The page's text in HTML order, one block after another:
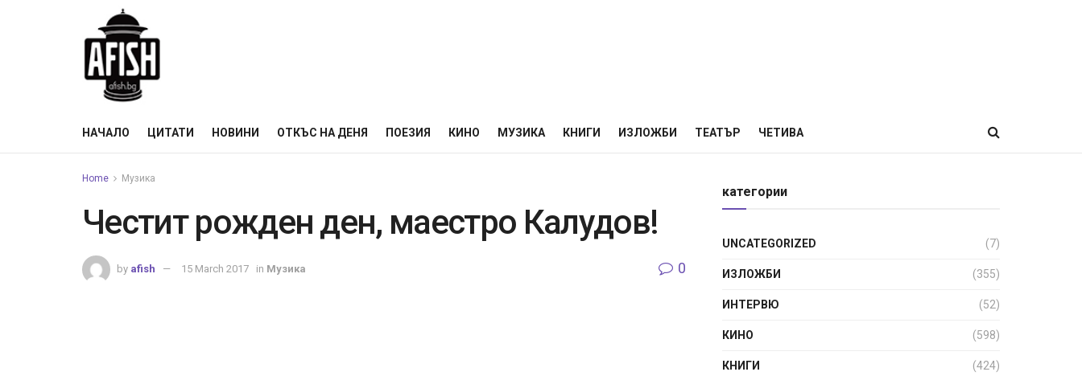
НАЧАЛО ЦИТАТИ НОВИНИ ОТКЪС НА ДЕНЯ ПОЕЗИЯ КИНО МУЗИКА КНИГИ ИЗЛОЖБИ ТЕАТЪР ЧЕТИВА
Home Музика
Честит рожден ден, маестро Калудов!
by afish 15 March 2017 in Музика 0
категории
UNCATEGORIZED (7)
ИЗЛОЖБИ (355)
ИНТЕРВЮ (52)
КИНО (598)
КНИГИ (424)